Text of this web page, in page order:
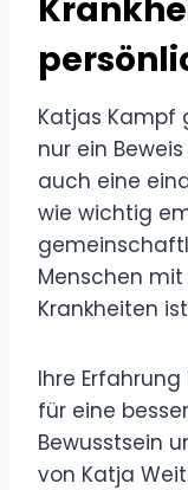
Katjas Kampf
nur ein
auch eine
wie wichtig
Menschen
Krankheiten
Ihre
für eine
Bewusstsein
von Katja